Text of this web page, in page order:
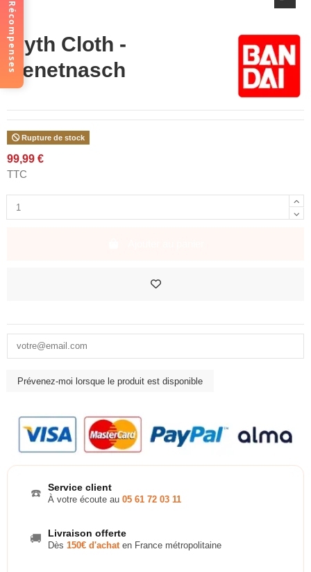
Myth Cloth -
Benetnasch
Rupture de stock
99,99 €
TTC
☎️ Service client
À votre écoute au 05 61 72 03 11
🚚 Livraison offerte
Dès 150€ d'achaten France métropolitaine
Récompenses